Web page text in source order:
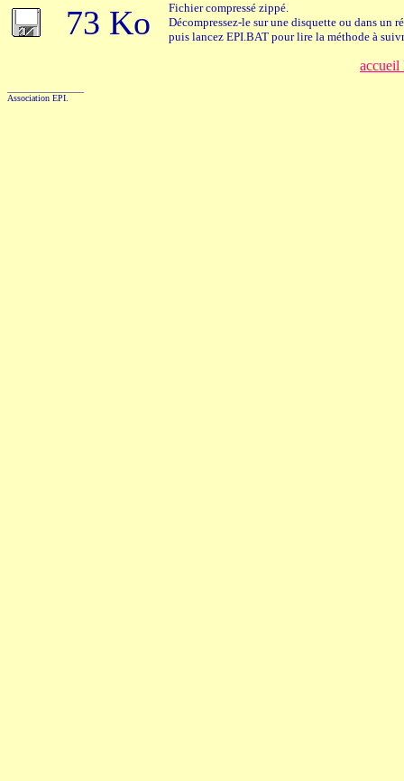
73 Ko
Fichier compressé zippé.
Décompressez-le sur une disquette ou dans un
puis lancez EPI.BAT pour lire la méthode à
accueil
Association EPI.